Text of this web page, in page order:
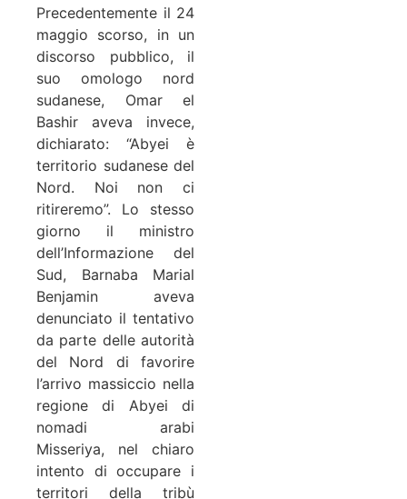
Precedentemente il 24
maggio scorso, in un
discorso pubblico, il
suo omologo nord
sudanese, Omar el
Bashir aveva invece,
dichiarato: “Abyei è
territorio sudanese del
Nord. Noi non ci
ritireremo”. Lo stesso
giorno il ministro
dell’Informazione del
Sud, Barnaba Marial
Benjamin aveva
denunciato il tentativo
da parte delle autorità
del Nord di favorire
l’arrivo massiccio nella
regione di Abyei di
nomadi arabi
Misseriya, nel chiaro
intento di occupare i
territori della tribù